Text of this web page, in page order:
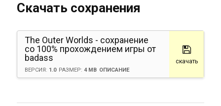
Скачать сохранения
The Outer Worlds - сохранение
со 100% прохождением игры от
badass
ВЕРСИЯ: 1.0 РАЗМЕР: 4 MB ОПИСАНИЕ
скачать